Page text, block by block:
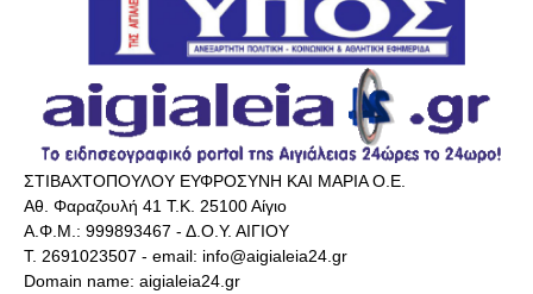
ΣΤΙΒΑΧΤΟΠΟΥΛΟΥ ΕΥΦΡΟΣΥΝΗ ΚΑΙ ΜΑΡΙΑ Ο.Ε.
Αθ. Φαραζουλή 41 Τ.Κ. 25100 Αίγιο
Α.Φ.Μ.: 999893467 - Δ.Ο.Υ. ΑΙΓΙΟΥ
Τ. 2691023507 - email: info@aigialeia24.gr
Domain name: aigialeia24.gr